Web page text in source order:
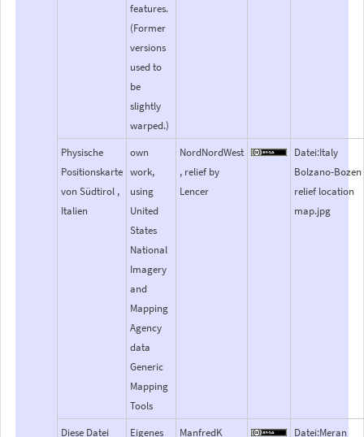
features.
(Former
versions
used to
be
slightly
warped.)
Physische
Positionskarte
von Südtirol ,
Italien
own
work,
using
United
States
National
Imagery
and
Mapping
Agency
data
Generic
Mapping
Tools
NordNordWest
, relief by
Lencer
Datei:Italy
Bolzano-Bozen
relief location
map.jpg
Diese Datei
Eigenes
ManfredK
Datei:Meran